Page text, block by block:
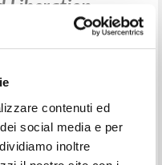
contenuti ed
social media e per
inoltre
Liberation
e Liberazione
: Milano